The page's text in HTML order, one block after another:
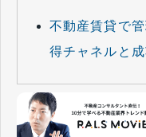
不動産賃貸で
得チャネルと